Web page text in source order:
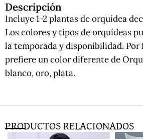
Descripción
Incluye 1-2 plantas de orquídea
Los colores y tipos de orquídeas
la temporada y disponibilidad. Por
prefiere un color diferente de
blanco, oro, plata.
PRODUCTOS RELACIONADOS